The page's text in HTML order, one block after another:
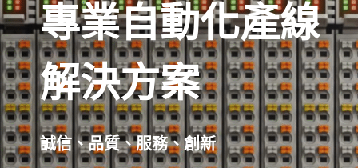
專業自動化產線
解決方案
誠信、品質、服務、創新